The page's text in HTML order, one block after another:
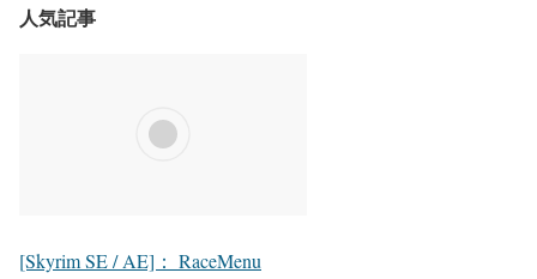
人気記事
[Skyrim SE / AE]： RaceMenu